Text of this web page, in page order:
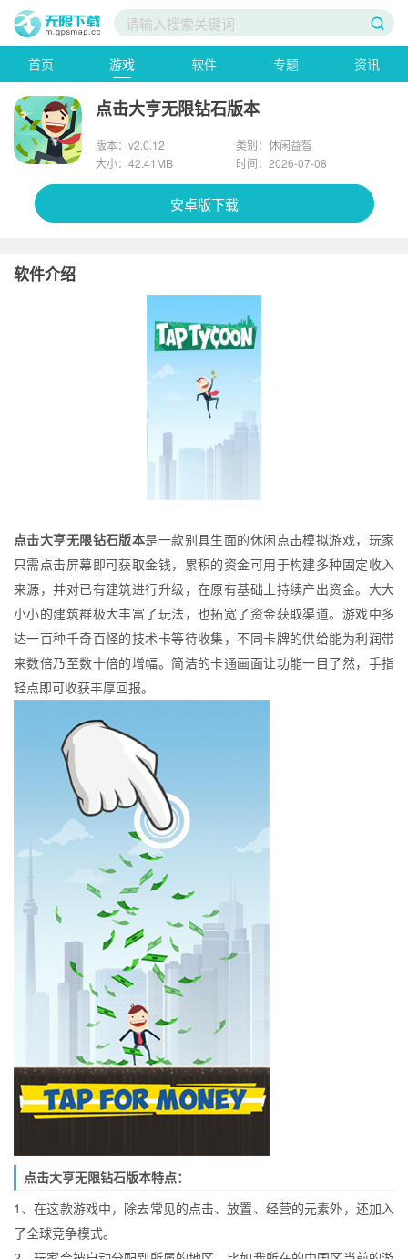
首页 游戏 软件 专题 资讯
点击大亨无限钻石版本
版本：v2.0.12
类别：休闲益智
大小：42.41MB
时间：2026-07-08
安卓版下载
软件介绍
点击大亨无限钻石版本是一款别具生面的休闲点击模拟游戏，玩家
只需点击屏幕即可获取金钱，累积的资金可用于构建多种固定收入
来源，并对已有建筑进行升级，在原有基础上持续产出资金。大大
小小的建筑群极大丰富了玩法，也拓宽了资金获取渠道。游戏中多
达一百种千奇百怪的技术卡等待收集，不同卡牌的供给能为利润带
来数倍乃至数十倍的增幅。简洁的卡通画面让功能一目了然，手指
轻点即可收获丰厚回报。
点击大亨无限钻石版本特点：
1、在这款游戏中，除去常见的点击、放置、经营的元素外，还加入
了全球竞争模式。